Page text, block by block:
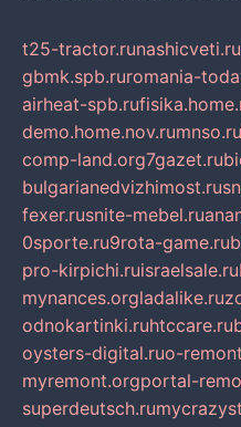
t25-tractor.runashicveti.ru
gbmk.spb.ruromania-
airheat-spb.ru
demo.home.nov.rumnso.ru
comp-land.org7gazet.ru
bulgarianedvizhimost.ru
fexer.rusnite-mebel.ru
0sporte.ru9rota-game.ru
pro-kirpichi.ruisraelsale.ru
mynances.orgladalike.ru
odnokartinki.ruhtccare.ru
oysters-digital.ruo-
myremont.orgportal-
superdeutsch.ru